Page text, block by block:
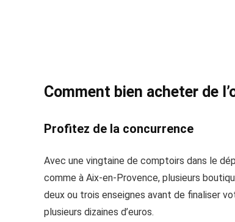
Comment bien acheter de
Profitez de la concurrence
Avec une vingtaine de comptoirs dans le
comme à Aix-en-Provence, plusieurs
deux ou trois enseignes avant de finaliser
plusieurs dizaines d’euros.